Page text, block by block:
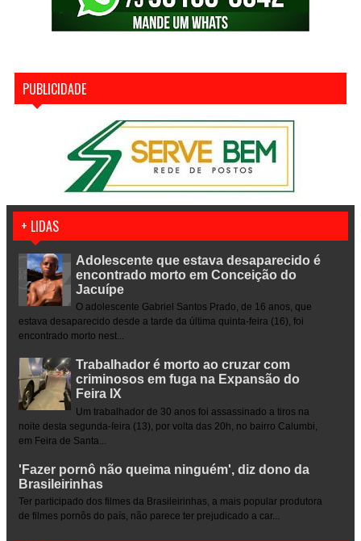
PUBLICIDADE
+ LIDAS
Adolescente que estava desaparecido é
encontrado morto em Conceição do
Jacuípe
O adolescente Gabriel Santos Prado, de 16 anos, que
estava desaparecido desde a tarde da última quinta-feira (16), foi
encontrado morto nest...
Trabalhador é morto ao cruzar com
criminosos em fuga na Expansão do
Feira IX
Um trabalhador de 30 anos foi assassinado a tiros na
noite desta segunda-feira (13), por volta das 20h, no bairro Calumbi,
em Feira de Santa...
'Fazer pornô não queima ninguém', diz dono da
Brasileirinhas
Ter participado dos filmes da Brasileirinhas, a mais popular produtora
de filmes pornôs do país, não parece ter prejudicado a car...